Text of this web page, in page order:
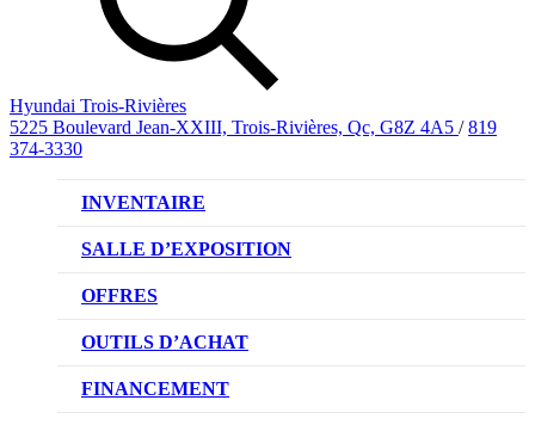
Hyundai Trois-Rivières
5225 Boulevard Jean-XXIII, Trois-Rivières, Qc, G8Z 4A5 / 819
374-3330
INVENTAIRE
VÉHICULES NEUFS
VÉHICULES D’OCCASION
SALLE D’EXPOSITION
OFFRES
OFFRE DE VÉHICULES NEUFS
OFFRES DU CONCESSIONNAIRE
OUTILS D’ACHAT
CL!QUEZ ET ACHETEZ HYUNDAI
FINANCEMENT